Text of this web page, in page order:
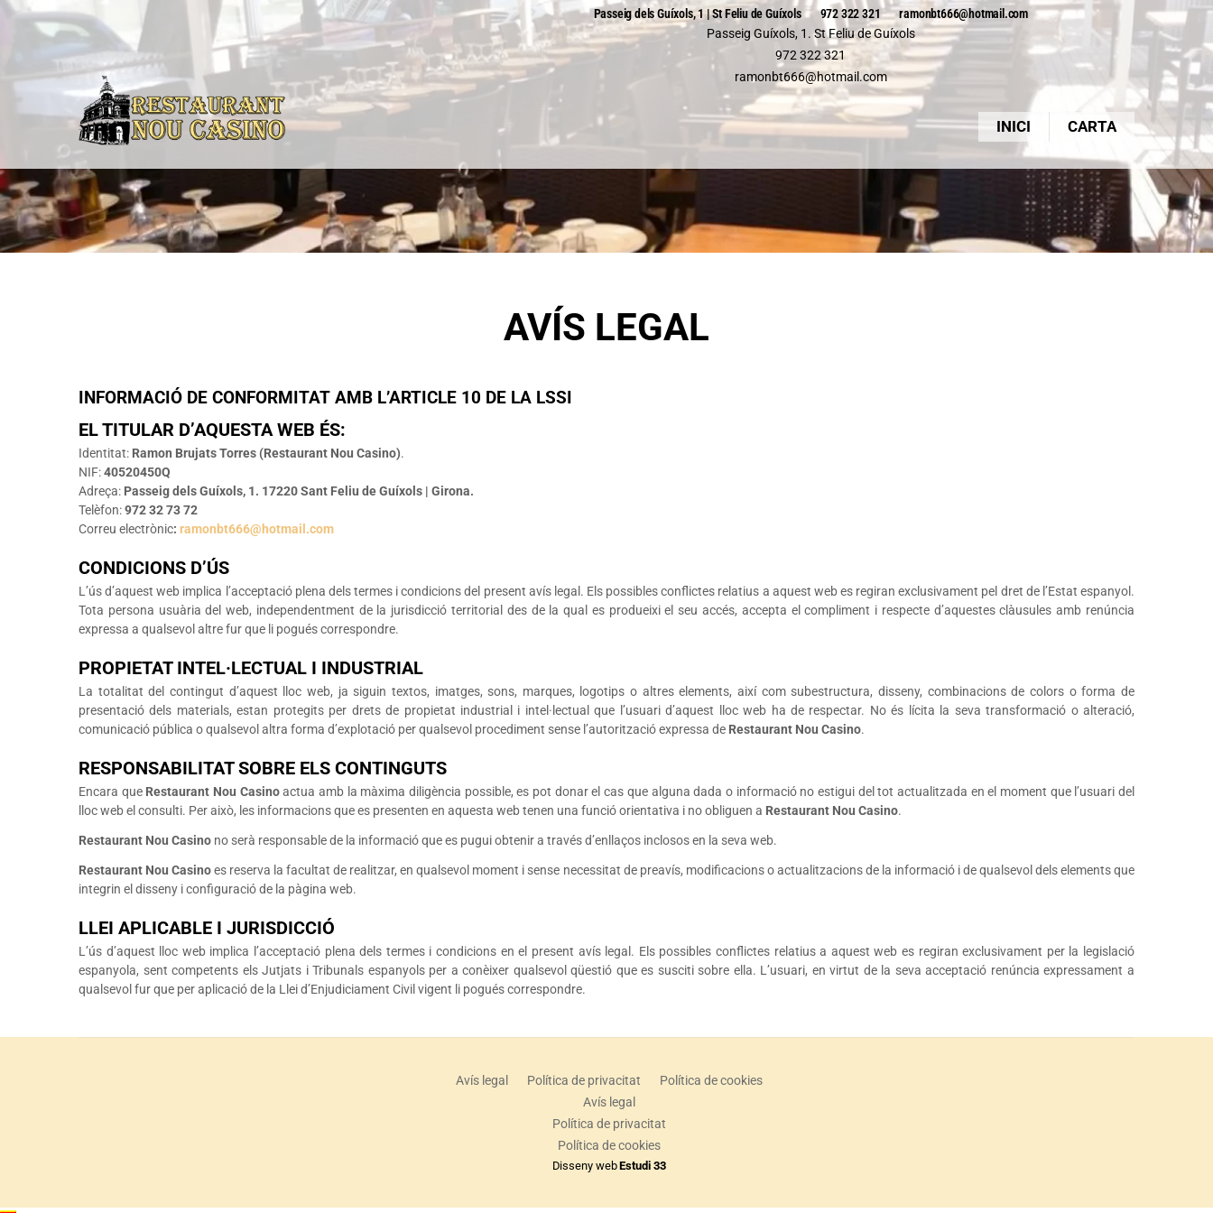
Passeig dels Guíxols, 1 | St Feliu de Guíxols 972 322 321
ramonbt666@hotmail.com
Passeig Guíxols, 1. St Feliu de Guíxols
972 322 321
ramonbt666@hotmail.com
INICI CARTA
AVÍS LEGAL
INFORMACIÓ DE CONFORMITAT AMB L’ARTICLE 10 DE LA LSSI
EL TITULAR D’AQUESTA WEB ÉS:
Identitat: Ramon Brujats Torres (Restaurant Nou Casino).
NIF:40520450Q
Adreça: Passeig dels Guíxols, 1. 17220 Sant Feliu de Guíxols | Girona.
Telèfon:972 32 73 72
Correu electrònic: ramonbt666@hotmail.com
CONDICIONS D’ÚS
L’ús d’aquest web implica l’acceptació plena dels termes i condicions del present avís legal. Els possibles conflictes relatius a aquest web es regiran exclusivament pel dret de l’Estat espanyol.
Tota persona usuària del web, independentment de la jurisdicció territorial des de la qual es produeixi el seu accés, accepta el compliment i respecte d’aquestes clàusules amb renúncia
expressa a qualsevol altre fur que li pogués correspondre.
PROPIETAT INTEL·LECTUAL I INDUSTRIAL
La totalitat del contingut d’aquest lloc web, ja siguin textos, imatges, sons, marques, logotips o altres elements, així com subestructura, disseny, combinacions de colors o forma de
presentació dels materials, estan protegits per drets de propietat industrial i intel·lectual que l’usuari d’aquest lloc web ha de respectar. No és lícita la seva transformació o alteració,
comunicació pública o qualsevol altra forma d’explotació per qualsevol procediment sense l’autorització expressa de Restaurant Nou Casino.
RESPONSABILITAT SOBRE ELS CONTINGUTS
Encara que Restaurant Nou Casinoactua amb la màxima diligència possible, es pot donar el cas que alguna dada o informació no estigui del tot actualitzada en el moment que l’usuari del
lloc web el consulti. Per això, les informacions que es presenten en aquesta web tenen una funció orientativa i no obliguen a Restaurant Nou Casino.
Restaurant Nou Casino no serà responsable de la informació que es pugui obtenir a través d’enllaços inclosos en la seva web.
Restaurant Nou Casinoes reserva la facultat de realitzar, en qualsevol moment i sense necessitat de preavís, modificacions o actualitzacions de la informació i de qualsevol dels elements que
integrin el disseny i configuració de la pàgina web.
LLEI APLICABLE I JURISDICCIÓ
L’ús d’aquest lloc web implica l’acceptació plena dels termes i condicions en el present avís legal. Els possibles conflictes relatius a aquest web es regiran exclusivament per la legislació
espanyola, sent competents els Jutjats i Tribunals espanyols per a conèixer qualsevol qüestió que es susciti sobre ella. L’usuari, en virtut de la seva acceptació renúncia expressament a
qualsevol fur que per aplicació de la Llei d’Enjudiciament Civil vigent li pogués correspondre.
Avís legal Política de privacitat
Política de cookies
Avís legal
Política de privacitat
Política de cookies
Disseny webEstudi 33